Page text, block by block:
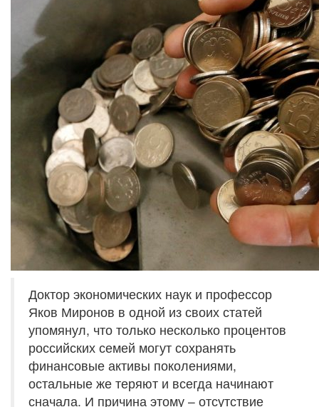
Доктор экономических наук и профессор
Яков Миронов в одной из своих статей
упомянул, что только несколько процентов
российских семей могут сохранять
финансовые активы поколениями,
остальные же теряют и всегда начинают
сначала. И причина этому – отсутствие